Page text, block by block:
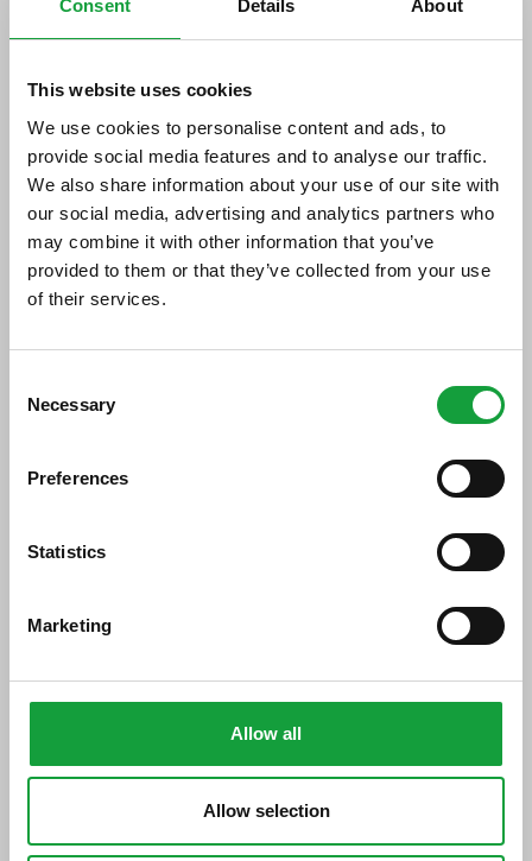
Consent Details About
This website uses cookies
We use cookies to personalise content and ads, to
provide social media features and to analyse our traffic.
We also share information about your use of our site with
our social media, advertising and analytics partners who
may combine it with other information that you’ve
provided to them or that they’ve collected from your use
of their services.
Selection
Necessary
Preferences
Statistics
Marketing
Allow all
Allow selection
Durello & Friends, viva le
bollicine
Stampa
15/11/2017
, l’evento dedicato alle
bollicine di Verona e Vicenza, giunto
quest’anno alla sua quindicesima edizione,
torna aVerona dal 17 al 19
.Saranno 30 le cantine
presenti che metteranno in degustazione le
differenti proposte di
Lessini Durello
ISCRIVITI ALLA NEWSLETTER
Resta aggiornato su tutte le ultime novita nel campo